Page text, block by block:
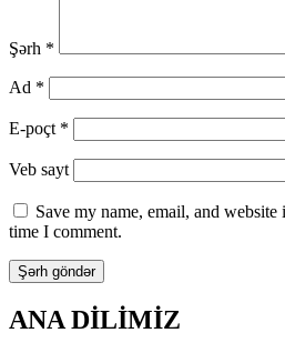
Şərh *
Ad *
E-poçt *
Veb sayt
Save my name, email, and
time I comment.
ANA DİLİMİZ